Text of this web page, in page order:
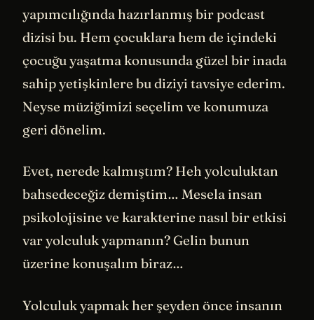
yapımcılığında hazırlanmış bir podcast
dizisi bu. Hem çocuklara hem de içindeki
çocuğu yaşatma konusunda güzel bir inada
sahip yetişkinlere bu diziyi tavsiye ederim.
Neyse müziğimizi seçelim ve konumuza
geri dönelim.
Evet, nerede kalmıştım? Heh yolculuktan
bahsedeceğiz demiştim… Mesela insan
psikolojisine ve karakterine nasıl bir etkisi
var yolculuk yapmanın? Gelin bunun
üzerine konuşalım biraz…
Yolculuk yapmak her şeyden önce insanın